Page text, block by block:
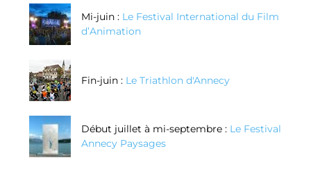
Mi-juin : Le Festival International du Film
d’Animation
Fin-juin : Le Triathlon d'Annecy
Début juillet à mi-septembre : Le Festival
Annecy Paysages